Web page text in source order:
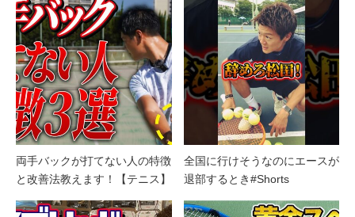
両手バックが打てない人の特徴
と改善法教えます！【テニス】
全国に行けそうなのにエースが
退部するとき#Shorts